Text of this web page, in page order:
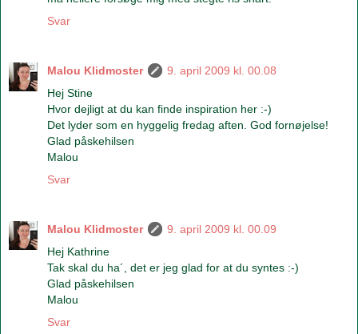
Svar
Malou Klidmoster
9. april 2009 kl. 00.08
Hej Stine
Hvor dejligt at du kan finde inspiration her :-)
Det lyder som en hyggelig fredag aften. God fornøjelse!
Glad påskehilsen
Malou
Svar
Malou Klidmoster
9. april 2009 kl. 00.09
Hej Kathrine
Tak skal du ha´, det er jeg glad for at du syntes :-)
Glad påskehilsen
Malou
Svar